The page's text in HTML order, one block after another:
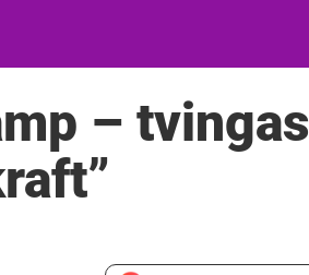
– tvingas